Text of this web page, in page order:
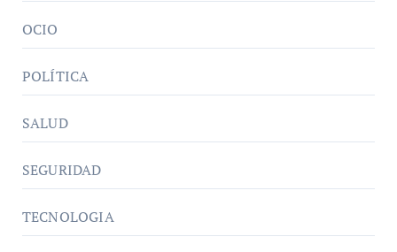
OCIO
POLÍTICA
SALUD
SEGURIDAD
TECNOLOGIA